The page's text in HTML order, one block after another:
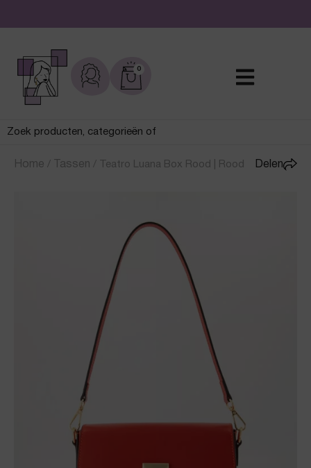
De leukste sieraden online en in de winkel
0
Home / Tassen / Teatro Luana Box Rood | Rood Delen